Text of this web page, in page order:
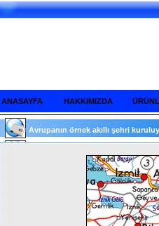
ANASAYFA HAKKIMIZDA
Avrupanın örnek akıllı şehri